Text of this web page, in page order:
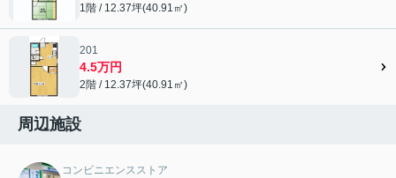
1階 / 12.37坪(40.91㎡)
201
4.5万円
2階 / 12.37坪(40.91㎡)
周辺施設
コンビニエンスストア